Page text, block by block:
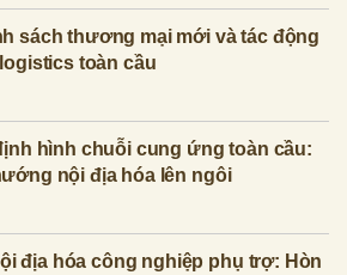
sách thương mại mới và tác động
toàn cầu
hình chuỗi cung ứng toàn cầu:
nội địa hóa lên ngôi
địa hóa công nghiệp phụ trợ: Hòn